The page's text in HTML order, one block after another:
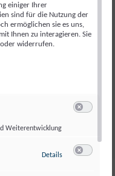
OHNE
einiger Ihrer
sind für die Nutzung der
ermöglichen sie es uns,
Ihnen zu interagieren. Sie
widerrufen.
Weiterentwicklung
Details zu Google